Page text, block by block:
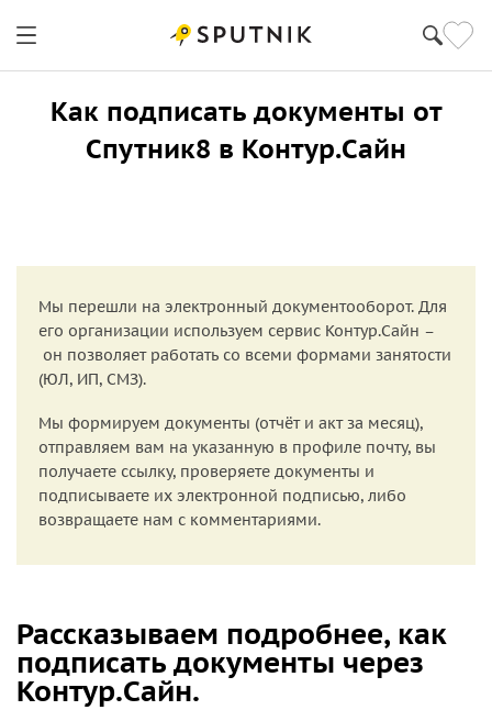
Как подписать документы от
Спутник8 в Контур.Сайн
Мы перешли на электронный документооборот. Для
его организации используем сервис Контур.Сайн –
он позволяет работать со всеми формами занятости
(ЮЛ, ИП, СМЗ).
Мы формируем документы (отчёт и акт за месяц),
отправляем вам на указанную в профиле почту, вы
получаете ссылку, проверяете документы и
подписываете их электронной подписью, либо
возвращаете нам с комментариями.
Рассказываем подробнее, как
подписать документы через
Контур.Сайн.